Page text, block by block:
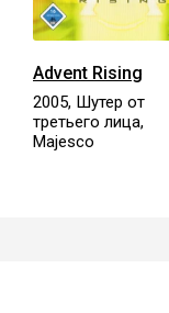
Advent Rising
2005, Шутер от
третьего лица,
Majesco